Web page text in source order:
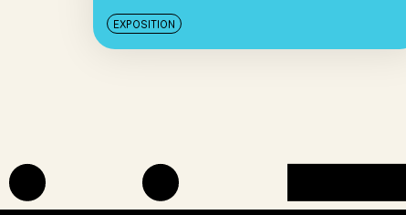
EXPOSITION